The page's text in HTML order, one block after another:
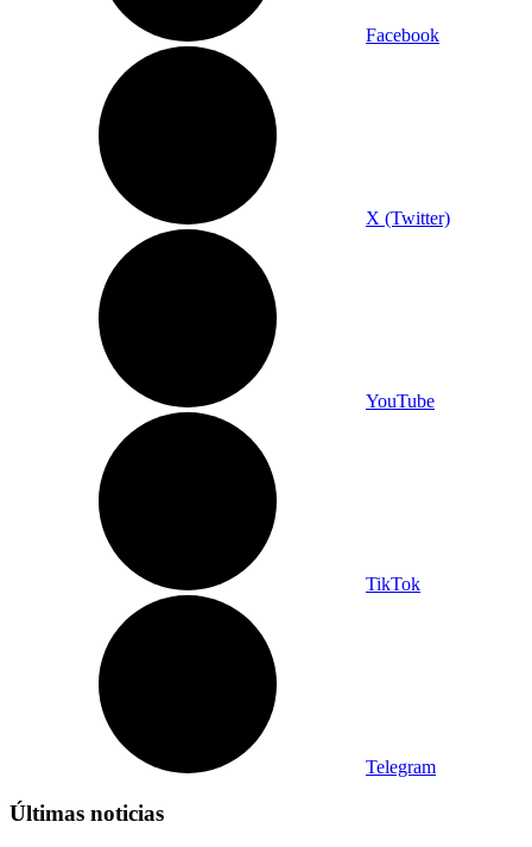
Facebook
X (Twitter)
YouTube
TikTok
Telegram
Últimas noticias